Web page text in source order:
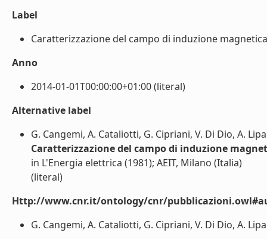
Label
Caratterizzazione del campo di induzione
Anno
2014-01-01T00:00:00+01:00 (literal)
Alternative label
G. Cangemi, A. Cataliotti, G. Cipriani, V. Di Dio, A.
Caratterizzazione del campo di induzione
in L'Energia elettrica (1981); AEIT, Milano (Italia)
(literal)
Http://www.cnr.it/ontology/cnr/
G. Cangemi, A. Cataliotti, G. Cipriani, V. Di Dio, A.